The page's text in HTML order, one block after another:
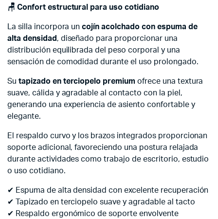
🪑 Confort estructural para uso cotidiano
La silla incorpora uncojín acolchado con espuma de
alta densidad , diseñado para proporcionar una
distribución equilibrada del peso corporal y una
sensación de comodidad durante el uso prolongado.
Su tapizado en terciopelo premium ofrece una textura
suave, cálida y agradable al contacto con la piel,
generando una experiencia de asiento confortable y
elegante.
El respaldo curvo y los brazos integrados proporcionan
soporte adicional, favoreciendo una postura relajada
durante actividades como trabajo de escritorio, estudio
o uso cotidiano.
✔ Espuma de alta densidad con excelente recuperación
✔ Tapizado en terciopelo suave y agradable al tacto
✔ Respaldo ergonómico de soporte envolvente